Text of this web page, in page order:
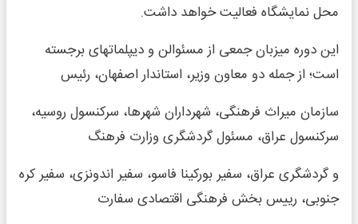
محل نمایشگاه فعالیت خواهد داشت.
این دوره میزبان جمعی از مسئوالن و دیپلماتهای برجسته
است؛ از جمله دو معاون وزیر، استاندار اصفهان، رئیس
سازمان میراث فرهنگی، شهرداران شهرها، سرکنسول روسیه،
سرکنسول عراق، مسئول گردشگری وزارت فرهنگ
و گردشگری عراق، سفیر بورکینا فاسو، سفیر اندونزی، سفیر کره
جنوبی، رییس بخش فرهنگی اقتصادی سفارت